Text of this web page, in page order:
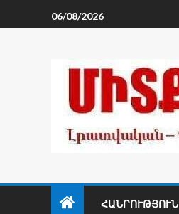
06/08/2026
ՀԱՆՐՈՒԹՅՈՒՆ